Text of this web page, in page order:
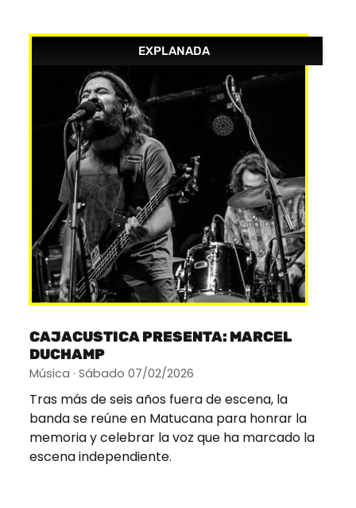
EXPLANADA
CAJACUSTICA PRESENTA: MARCEL
DUCHAMP
Música · Sábado 07/02/2026
Tras más de seis años fuera de escena, la
banda se reúne en Matucana para honrar la
memoria y celebrar la voz que ha marcado la
escena independiente.